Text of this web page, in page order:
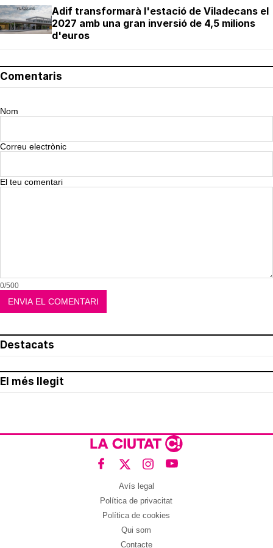
Adif transformarà l'estació de Viladecans el
2027 amb una gran inversió de 4,5 milions
d'euros
Comentaris
Nom
Correu electrònic
El teu comentari
0/500
Destacats
El més llegit
Avís legal
Política de privacitat
Política de cookies
Qui som
Contacte